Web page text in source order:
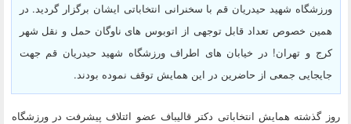
ورزشگاه شهید حیدریان قم با سخنرانی انتخاباتی ایشان برگزار گردید. در
همین خصوص تعداد قابل توجهی از اتوبوس های ناوگان حمل و نقل شهر
کرج و تهران! در خیابان های اطراف ورزشگاه شهید حیدریان قم جهت
جایجایی جمعی از حاضرین در این همایش توقف نموده بودند.
روز گذشته همایش انتخاباتی دکتر قالیباف عضو ائتلاف پیشرفت در ورزشگاه